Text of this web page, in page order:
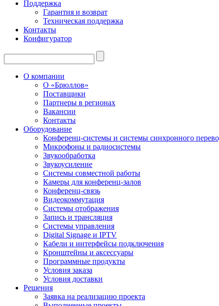
Поддержка
Гарантия и возврат
Техническая поддержка
Контакты
Конфигуратор
О компании
О «Брюллов»
Поставщики
Партнеры в регионах
Вакансии
Контакты
Оборудование
Конференц-системы и системы синхронного
Микрофоны и радиосистемы
Звукообработка
Звукоусиление
Системы совместной работы
Камеры для конференц-залов
Конференц-связь
Видеокоммутация
Системы отображения
Запись и трансляция
Системы управления
Digital Signage и IPTV
Кабели и интерфейсы подключения
Кронштейны и аксессуары
Программные продукты
Условия заказа
Условия доставки
Решения
Заявка на реализацию проекта